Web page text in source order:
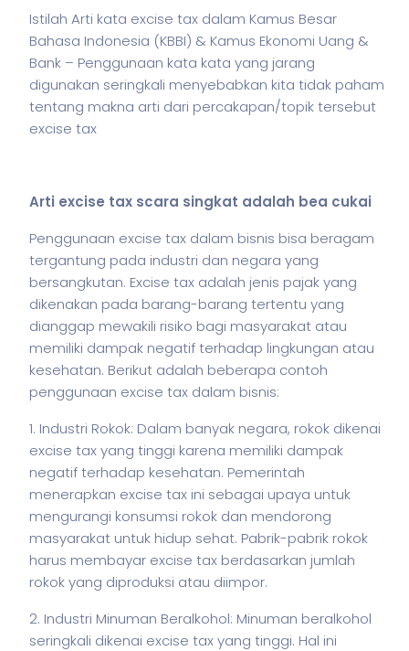
Istilah Arti kata excise tax dalam Kamus Besar
Bahasa Indonesia (KBBI) & Kamus Ekonomi Uang &
Bank – Penggunaan kata kata yang jarang
digunakan seringkali menyebabkan kita tidak paham
tentang makna arti dari percakapan/topik tersebut
excise tax
Arti excise tax scara singkat adalah bea cukai
Penggunaan excise tax dalam bisnis bisa beragam
tergantung pada industri dan negara yang
bersangkutan. Excise tax adalah jenis pajak yang
dikenakan pada barang-barang tertentu yang
dianggap mewakili risiko bagi masyarakat atau
memiliki dampak negatif terhadap lingkungan atau
kesehatan. Berikut adalah beberapa contoh
penggunaan excise tax dalam bisnis:
1. Industri Rokok: Dalam banyak negara, rokok dikenai
excise tax yang tinggi karena memiliki dampak
negatif terhadap kesehatan. Pemerintah
menerapkan excise tax ini sebagai upaya untuk
mengurangi konsumsi rokok dan mendorong
masyarakat untuk hidup sehat. Pabrik-pabrik rokok
harus membayar excise tax berdasarkan jumlah
rokok yang diproduksi atau diimpor.
2. Industri Minuman Beralkohol: Minuman beralkohol
seringkali dikenai excise tax yang tinggi. Hal ini